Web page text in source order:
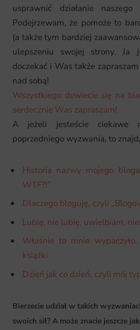
usprawnić działanie
Podejrzewam, że pomoże to
(a także tym bardziej
ulepszeniu swojej strony. Ja
doczekać i Was także
nad sobą!
Wszystkiego dowiecie się na
serdecznie Was zapraszam!
A jeżeli jesteście ciekawe
poprzedniego wyzwania, to
Historia nazwy mojego
WTF?!”
Dlaczego bloguję, czyli
Lubię, nie lubię, uwielbiam,
Właśnie to mnie
książki
Dzień jak co dzień, czyli mój
Bierzecie udział w takich
swoich sił? A może znacie jeszcze